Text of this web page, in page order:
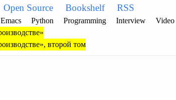
Open Source Bookshelf RSS
Emacs Python Programming Interview
Video
второй том